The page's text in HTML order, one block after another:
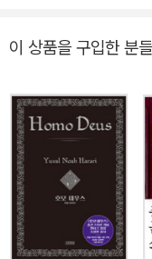
국어로 출간되어 2,300
학자 김대식 카이스트
수 등 국내외 내로라하는
상부 우리 시대의 고전
는 《사피엔스》의 통찰
는 데 반드시 필요하다.
년을 돌아보고 위기 상
이 상품을 구입한 분